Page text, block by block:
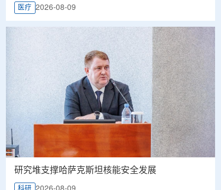
医疗 2026-08-09
研究堆支撑哈萨克斯坦核能安全发展